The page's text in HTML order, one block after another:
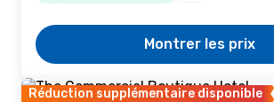
Montrer les prix
Réduction supplémentaire disponible